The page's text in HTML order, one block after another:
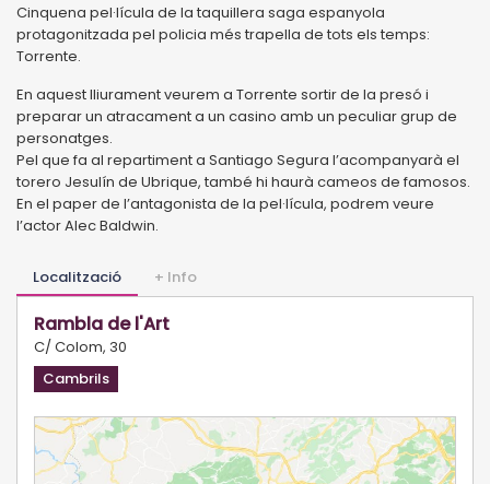
Cinquena pel·lícula de la taquillera saga espanyola
protagonitzada pel policia més trapella de tots els temps:
Torrente.
En aquest lliurament veurem a Torrente sortir de la presó i
preparar un atracament a un casino amb un peculiar grup de
personatges.
Pel que fa al repartiment a Santiago Segura l’acompanyarà el
torero Jesulín de Ubrique, també hi haurà cameos de famosos.
En el paper de l’antagonista de la pel·lícula, podrem veure
l’actor Alec Baldwin.
Localització + Info
Rambla de l'Art
C/ Colom, 30
Cambrils